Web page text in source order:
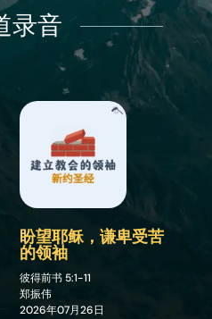
录音
盼望耶稣，谦卑受苦
的领袖
彼得前书 5:1-11
郑振伟
2026年07月26日